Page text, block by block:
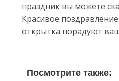
праздник вы можете
Красивое
открытка порадуют
Посмотрите также: